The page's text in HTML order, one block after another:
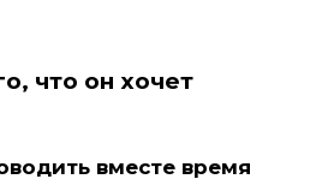
что он хочет
вместе время